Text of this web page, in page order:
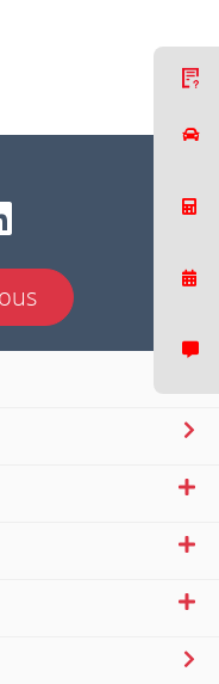
de quelques minutes.
et je suis